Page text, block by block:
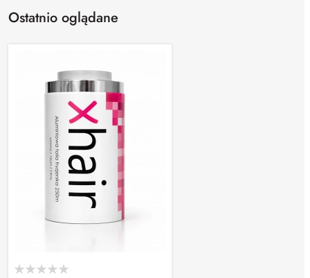
Ostatnio oglądane